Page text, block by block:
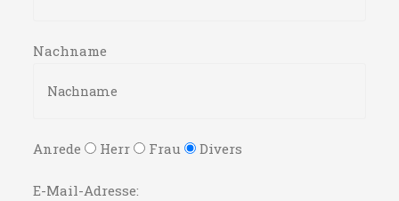
Nachname
Anrede Herr Frau Divers
E-Mail-Adresse: